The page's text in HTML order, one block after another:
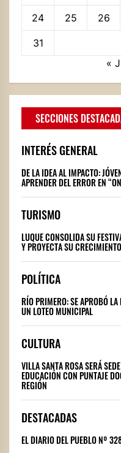
24 25 26
31
«
SECCIONES
INTERÉS GENERAL
DE LA IDEA AL IMPACTO:
APRENDER DEL ERROR EN
TURISMO
LUQUE CONSOLIDA SU
Y PROYECTA SU
POLÍTICA
RÍO PRIMERO: SE APROBÓ
UN LOTEO MUNICIPAL
CULTURA
VILLA SANTA ROSA SERÁ
EDUCACIÓN CON PUNTAJE
REGIÓN
DESTACADAS
EL DIARIO DEL PUEBLO Nº